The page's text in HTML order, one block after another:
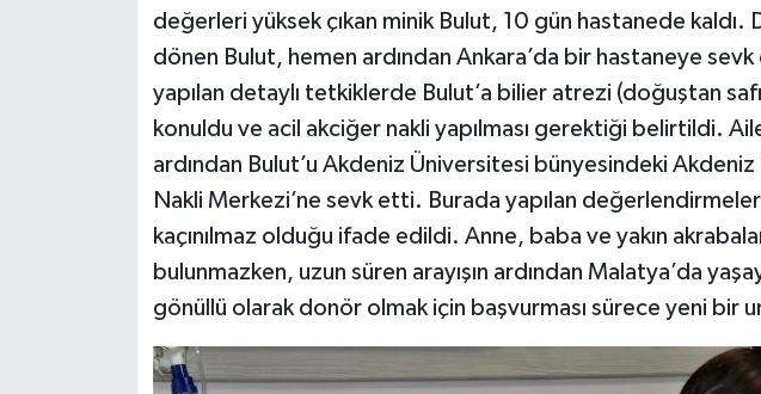
değerleri yüksek çıkan minik Bulut, 10 gün hastanede kaldı.
dönen Bulut, hemen ardından Ankara’da bir hastaneye
yapılan detaylı tetkiklerde Bulut’a bilier atrezi (doğuştan
konuldu ve acil akciğer nakli yapılması gerektiği belirtildi.
ardından Bulut’u Akdeniz Üniversitesi bünyesindeki
Nakli Merkezi’ne sevk etti. Burada yapılan
kaçınılmaz olduğu ifade edildi. Anne, baba ve yakın
bulunmazken, uzun süren arayışın ardından Malatya’da
gönüllü olarak donör olmak için başvurması sürece yeni bir